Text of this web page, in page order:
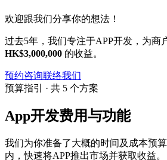
欢迎跟我们分享你的想法！
过去5年，我们专注于APP开发，为商
HK$3,000,000 的收益。
预约咨询联络我们
预算指引 · 共 5 个方案
App开发费用与功能
我们为你准备了大概的时间及成本预
内，快速将APP推出市场并获取收益。